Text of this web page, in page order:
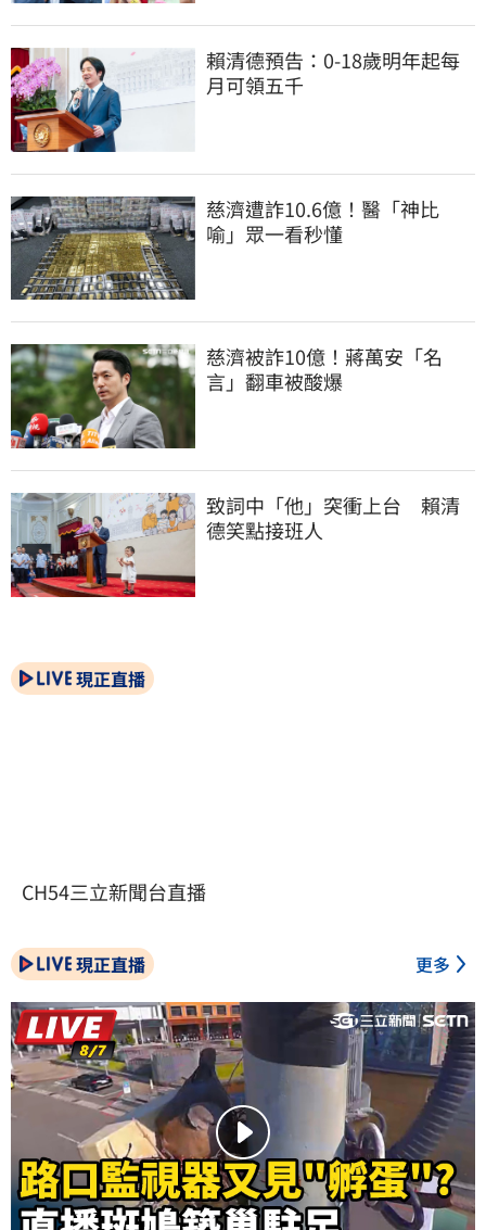
賴清德預告：0-18歲明年起每
月可領五千
慈濟遭詐10.6億！醫「神比
喻」眾一看秒懂
慈濟被詐10億！蔣萬安「名
言」翻車被酸爆
致詞中「他」突衝上台　賴清
德笑點接班人
現正直播
CH54三立新聞台直播
現正直播 更多